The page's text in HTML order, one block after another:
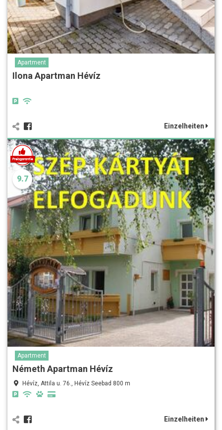
Apartment
Ilona Apartman Hévíz
Einzelheiten
9.7
Apartment
Németh Apartman Hévíz
Hévíz, Attila u. 76., Hévíz Seebad 800 m
Einzelheiten